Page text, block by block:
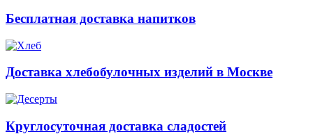
Бесплатная доставка напитков
Доставка хлебобулочных изделий в Москве
Круглосуточная доставка сладостей